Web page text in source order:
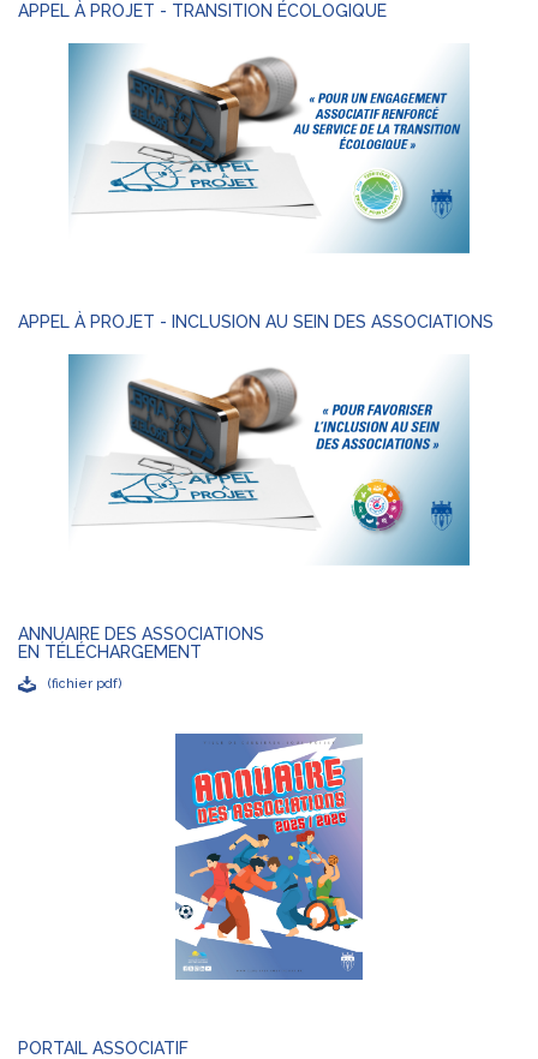
APPEL À PROJET - TRANSITION ÉCOLOGIQUE
APPEL À PROJET - INCLUSION AU SEIN DES ASSOCIATIONS
ANNUAIRE DES ASSOCIATIONS
EN TÉLÉCHARGEMENT
(fichier pdf)
PORTAIL ASSOCIATIF